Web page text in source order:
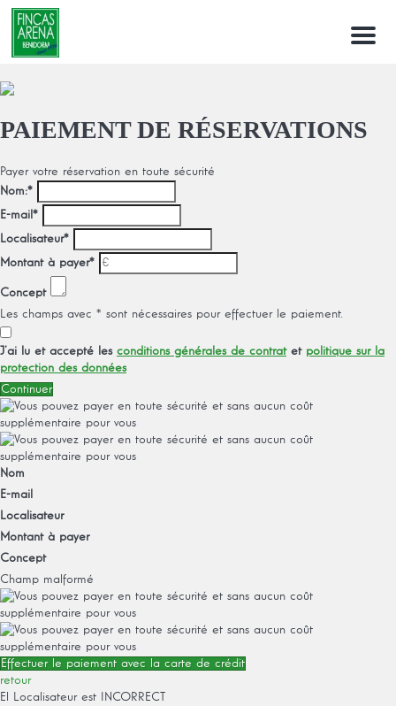
Menu
PAIEMENT DE RÉSERVATIONS
Payer votre réservation en toute sécurité
Nom:*
E-mail *
Localisateur*
Montant à payer*
Concept
Les champs avec * sont nécessaires pour effectuer le paiement.
J’ai lu et accepté les conditions générales de contrat et politique sur la
protection des données
Continuer
Nom
E-mail
Localisateur
Montant à payer
Concept
Champ malformé
Effectuer le paiement avec la carte de crédit
retour
El Localisateur est INCORRECT